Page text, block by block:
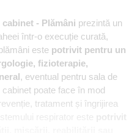
- Plămâni prezintă un
într-o execuție curată,
este potrivit pentru un
fizioterapie,
, eventual pentru sala de
poate face în mod
tratament și îngrijirea
respirator este
potrivit